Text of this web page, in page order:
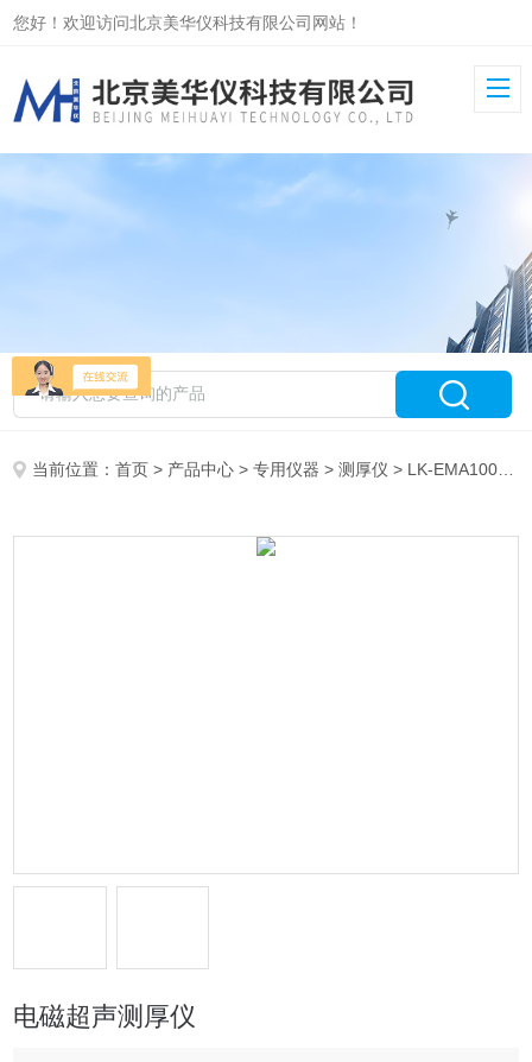
您好！欢迎访问北京美华仪科技有限公司网站！
当前位置：首页 > 产品中心 >专用仪器 >测厚仪 > LK-EMA1000电磁超声测厚仪
电磁超声测厚仪